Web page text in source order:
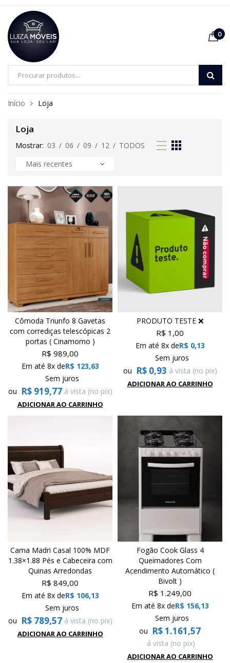
Pesquisa
produtos
0
Início Loja
Loja
Mostrar: 03 / 06 / 09 / 12 / TODOS
Cômoda Triunfo 8 Gavetas
com corrediças telescópicas 2
portas ( Cinamomo )
R$ 989,00
Em até 8x deR$ 123,63
Sem juros
ou R$919,77á vista (no pix)
ADICIONAR AO CARRINHO
PRODUTO TESTE ❌️
R$ 1,00
Em até 8x deR$ 0,13
Sem juros
ou R$0,93 á vista (no pix)
ADICIONAR AO CARRINHO
Cama Madri Casal 100% MDF
1.38×1.88 Pés e Cabeceira com
Quinas Arredondas
R$ 849,00
Em até 8x deR$ 106,13
Sem juros
ou R$789,57á vista (no pix)
ADICIONAR AO CARRINHO
Fogão Cook Glass 4
Queimadores Com
Acendimento Automático (
Bivolt )
R$ 1.249,00
Em até 8x deR$ 156,13
Sem juros
ou R$1.161,57
á vista (no pix)
ADICIONAR AO CARRINHO